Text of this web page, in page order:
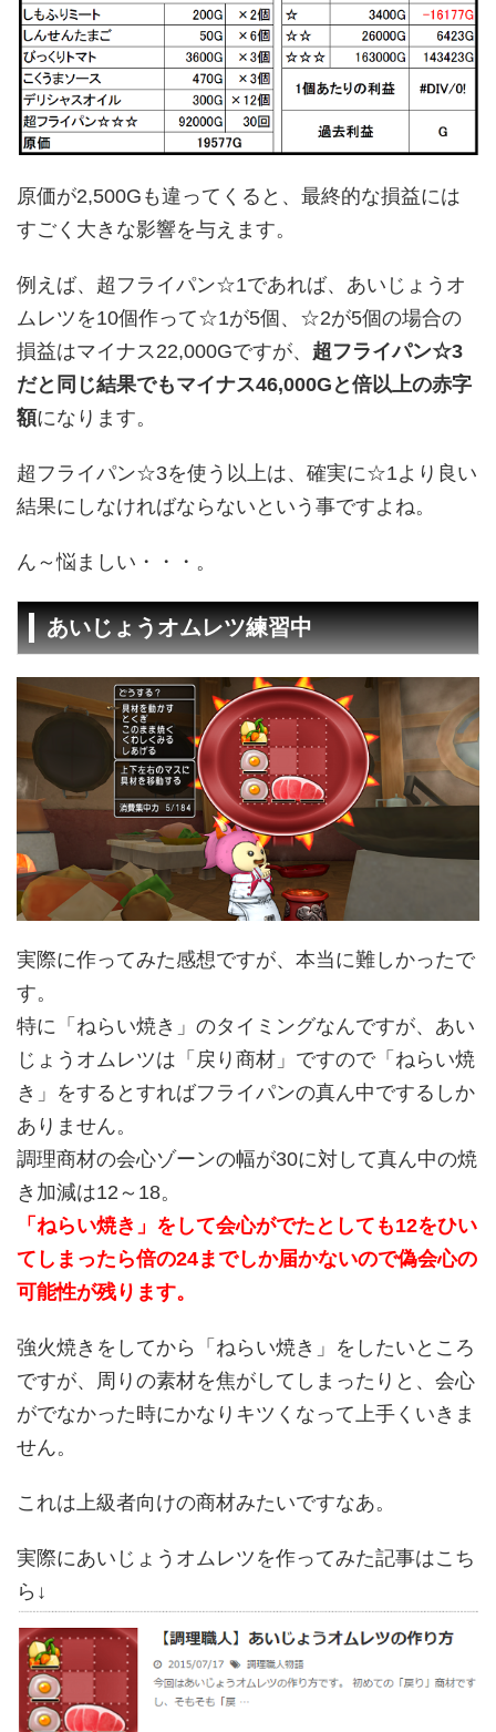
原価が2,500Gも違ってくると、最終的な損益には
すごく大きな影響を与えます。
例えば、超フライパン☆1であれば、あいじょうオ
ムレツを10個作って☆1が5個、☆2が5個の場合の
損益はマイナス22,000Gですが、 超フライパン☆3
だと同じ結果でもマイナス46,000Gと倍以上の赤字
額になります。
超フライパン☆3を使う以上は、確実に☆1より良い
結果にしなければならないという事ですよね。
ん～悩ましい・・・。
あいじょうオムレツ練習中
実際に作ってみた感想ですが、本当に難しかったで
す。
特に「ねらい焼き」のタイミングなんですが、あい
じょうオムレツは「戻り商材」ですので「ねらい焼
き」をするとすればフライパンの真ん中でするしか
ありません。
調理商材の会心ゾーンの幅が30に対して真ん中の焼
き加減は12～18。
「ねらい焼き」をして会心がでたとしても12をひい
てしまったら倍の24までしか届かないので偽会心の
可能性が残ります。
強火焼きをしてから「ねらい焼き」をしたいところ
ですが、周りの素材を焦がしてしまったりと、会心
がでなかった時にかなりキツくなって上手くいきま
せん。
これは上級者向けの商材みたいですなあ。
実際にあいじょうオムレツを作ってみた記事はこち
ら↓